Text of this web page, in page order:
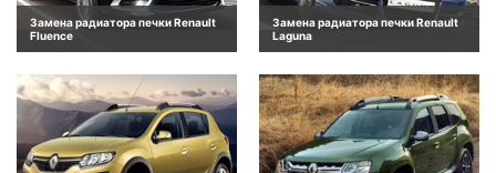
Замена радиатора печки Renault
Fluence
Замена радиатора печки Renault
Laguna